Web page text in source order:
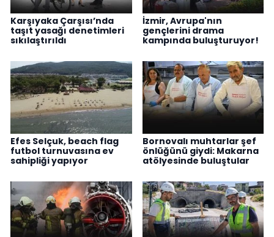
Karşıyaka Çarşısı’nda
taşıt yasağı denetimleri
sıkılaştırıldı
İzmir, Avrupa'nın
gençlerini drama
kampında buluşturuyor!
Efes Selçuk, beach flag
futbol turnuvasına ev
sahipliği yapıyor
Bornovalı muhtarlar şef
önlüğünü giydi: Makarna
atölyesinde buluştular